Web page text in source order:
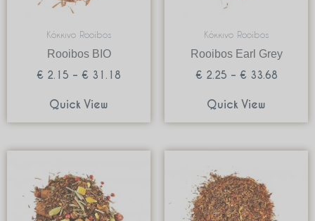
Κόκκινο Rooibos
Rooibos BIO
€ 2.15 – € 31.18
Quick View
Κόκκινο Rooibos
Rooibos Earl Grey
€ 2.25 – € 33.68
Quick View